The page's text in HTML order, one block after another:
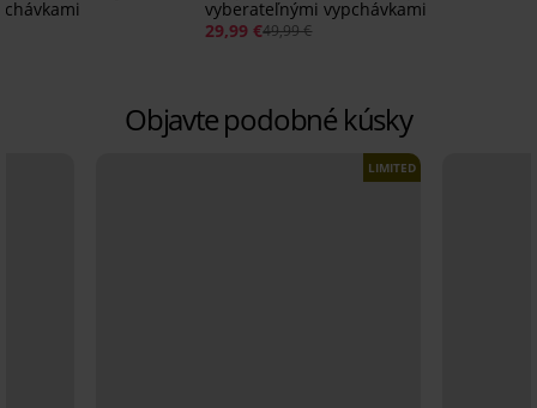
vyberateľnými vypchávkami
29,99 €49,99 €
Objavte podobné kúsky
LIMITED